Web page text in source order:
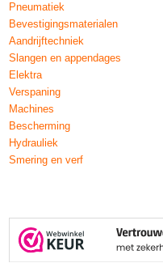
Pneumatiek
Bevestigingsmaterialen
Aandrijftechniek
Slangen en appendages
Elektra
Verspaning
Machines
Bescherming
Hydrauliek
Smering en verf